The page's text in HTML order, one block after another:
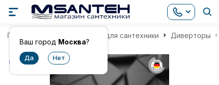
Ваш город Москва?
Главная Комплектующие для сантехники Диверторы
хит